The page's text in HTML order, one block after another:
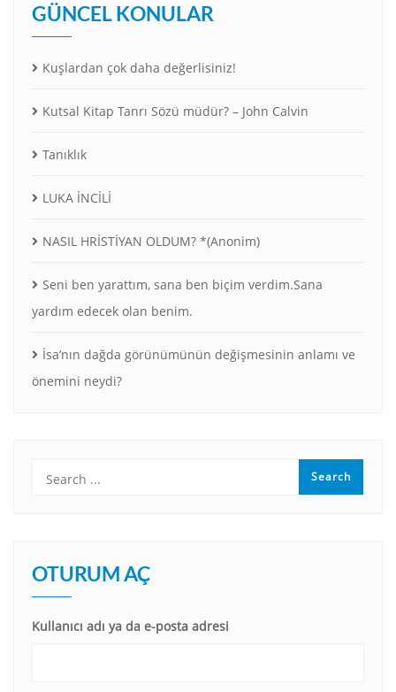
GÜNCEL KONULAR
Kuşlardan çok daha değerlisiniz!
Kutsal Kitap Tanrı Sözü müdür? – John Calvin
Tanıklık
LUKA İNCİLİ
NASIL HRİSTİYAN OLDUM? *(Anonim)
Seni ben yarattım, sana ben biçim verdim.Sana
yardım edecek olan benim.
İsa’nın dağda görünümünün değişmesinin anlamı ve
önemini neydi?
OTURUM AÇ
Kullanıcı adı ya da e-posta adresi